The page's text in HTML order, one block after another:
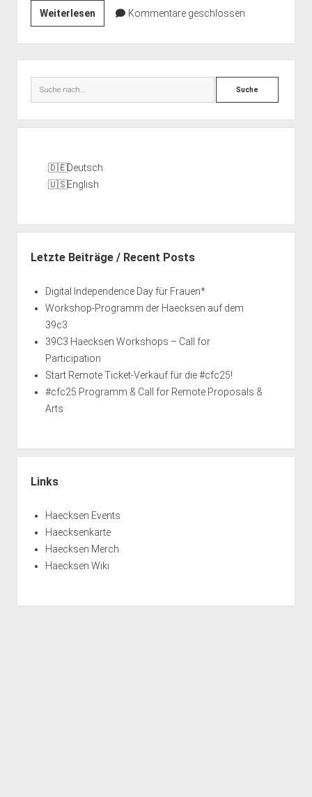
WeiterlesenBesucht
uns
auf
dem
#cccamp19
Kommentare geschlossen.
Suche
Deutsch
English
Letzte Beiträge / Recent Posts
Digital Independence Day für Frauen*
Workshop-Programm der Haecksen auf dem
39c3
39C3 Haecksen Workshops – Call for
Participation
Start Remote Ticket-Verkauf für die #cfc25!
#cfc25 Programm & Call for Remote Proposals &
Arts
Links
Haecksen Events
Haecksenkarte
Haecksen Merch
Haecksen Wiki